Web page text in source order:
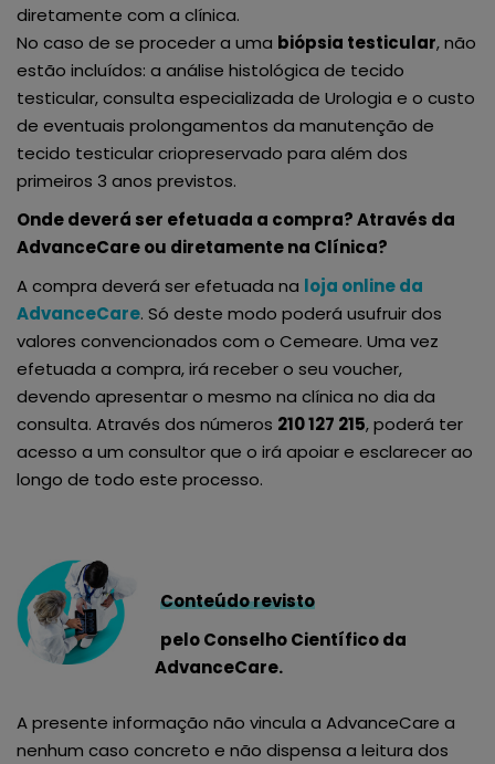
diretamente com a clínica.
No caso de se proceder a uma biópsia testicular, não
estão incluídos: a análise histológica de tecido
testicular, consulta especializada de Urologia e o custo
de eventuais prolongamentos da manutenção de
tecido testicular criopreservado para além dos
primeiros 3 anos previstos.
Onde deverá ser efetuada a compra? Através da
AdvanceCare ou diretamente na Clínica?
A compra deverá ser efetuada na loja online da
AdvanceCare. Só deste modo poderá usufruir dos
valores convencionados com o Cemeare. Uma vez
efetuada a compra, irá receber o seu voucher,
devendo apresentar o mesmo na clínica no dia da
consulta. Através dos números 210 127 215, poderá ter
acesso a um consultor que o irá apoiar e esclarecer ao
longo de todo este processo.
Conteúdo revisto
pelo Conselho Científico da
AdvanceCare.
A presente informação não vincula a AdvanceCare a
nenhum caso concreto e não dispensa a leitura dos